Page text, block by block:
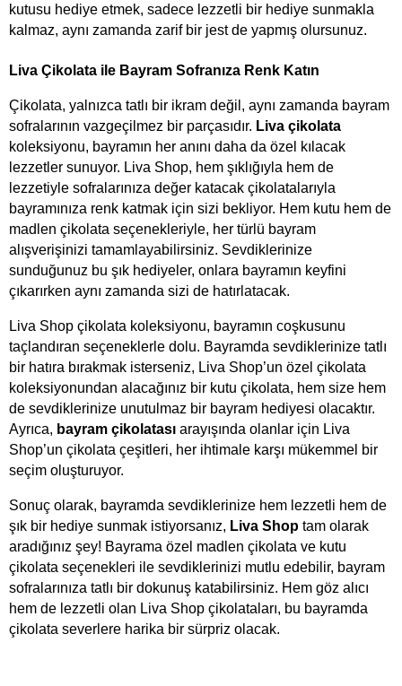
kutusu hediye etmek, sadece lezzetli bir hediye sunmakla
kalmaz, aynı zamanda zarif bir jest de yapmış olursunuz.
Liva Çikolata ile Bayram Sofranıza Renk Katın
Çikolata, yalnızca tatlı bir ikram değil, aynı zamanda bayram
sofralarının vazgeçilmez bir parçasıdır. Liva çikolata
koleksiyonu, bayramın her anını daha da özel kılacak
lezzetler sunuyor. Liva Shop, hem şıklığıyla hem de
lezzetiyle sofralarınıza değer katacak çikolatalarıyla
bayramınıza renk katmak için sizi bekliyor. Hem kutu hem de
madlen çikolata seçenekleriyle, her türlü bayram
alışverişinizi tamamlayabilirsiniz. Sevdiklerinize
sunduğunuz bu şık hediyeler, onlara bayramın keyfini
çıkarırken aynı zamanda sizi de hatırlatacak.
Liva Shop çikolata koleksiyonu, bayramın coşkusunu
taçlandıran seçeneklerle dolu. Bayramda sevdiklerinize tatlı
bir hatıra bırakmak isterseniz, Liva Shop’un özel çikolata
koleksiyonundan alacağınız bir kutu çikolata, hem size hem
de sevdiklerinize unutulmaz bir bayram hediyesi olacaktır.
Ayrıca, bayram çikolatası arayışında olanlar için Liva
Shop’un çikolata çeşitleri, her ihtimale karşı mükemmel bir
seçim oluşturuyor.
Sonuç olarak, bayramda sevdiklerinize hem lezzetli hem de
şık bir hediye sunmak istiyorsanız, Liva Shop tam olarak
aradığınız şey! Bayrama özel madlen çikolata ve kutu
çikolata seçenekleri ile sevdiklerinizi mutlu edebilir, bayram
sofralarınıza tatlı bir dokunuş katabilirsiniz. Hem göz alıcı
hem de lezzetli olan Liva Shop çikolataları, bu bayramda
çikolata severlere harika bir sürpriz olacak.